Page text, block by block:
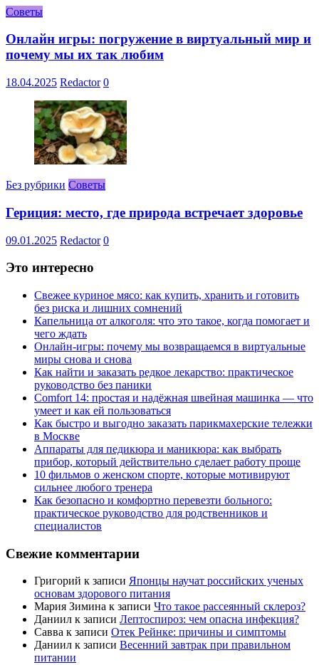
Советы
Онлайн игры: погружение в виртуальный мир и
почему мы их так любим
18.04.2025 Redactor 0
Без рубрики Советы
Гериция: место, где природа встречает здоровье
09.01.2025 Redactor 0
Это интересно
Свежее куриное мясо: как купить, хранить и готовить
без риска и лишних сомнений
Капельница от алкоголя: что это такое, когда помогает и
чего ждать
Онлайн-игры: почему мы возвращаемся в виртуальные
миры снова и снова
Как найти и заказать редкое лекарство: практическое
руководство без паники
Comfort 14: простая и надёжная швейная машинка — что
умеет и как ей пользоваться
Как быстро и выгодно заказать парикмахерские тележки
в Москве
Аппараты для педикюра и маникюра: как выбрать
прибор, который действительно сделает работу проще
10 фильмов о женском спорте, которые мотивируют
сильнее любого тренера
Как безопасно и комфортно перевезти больного:
практическое руководство для родственников и
специалистов
Свежие комментарии
Григорий к записи Японцы научат российских ученых
основам здорового питания
Мария Зимина к записи Что такое рассеянный склероз?
Даниил к записи Лептоспироз: чем опасна инфекция?
Савва к записи Отек Рейнке: причины и симптомы
Даниил к записи Весенний завтрак при правильном
питании